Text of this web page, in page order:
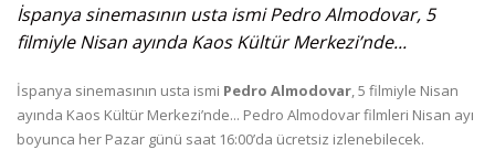
İspanya sinemasının usta ismi Pedro Almodovar, 5
filmiyle Nisan ayında Kaos Kültür Merkezi’nde...
İspanya sinemasının usta ismi Pedro Almodovar, 5 filmiyle Nisan
ayında Kaos Kültür Merkezi’nde... Pedro Almodovar filmleri Nisan ayı
boyunca her Pazar günü saat 16:00’da ücretsiz izlenebilecek.